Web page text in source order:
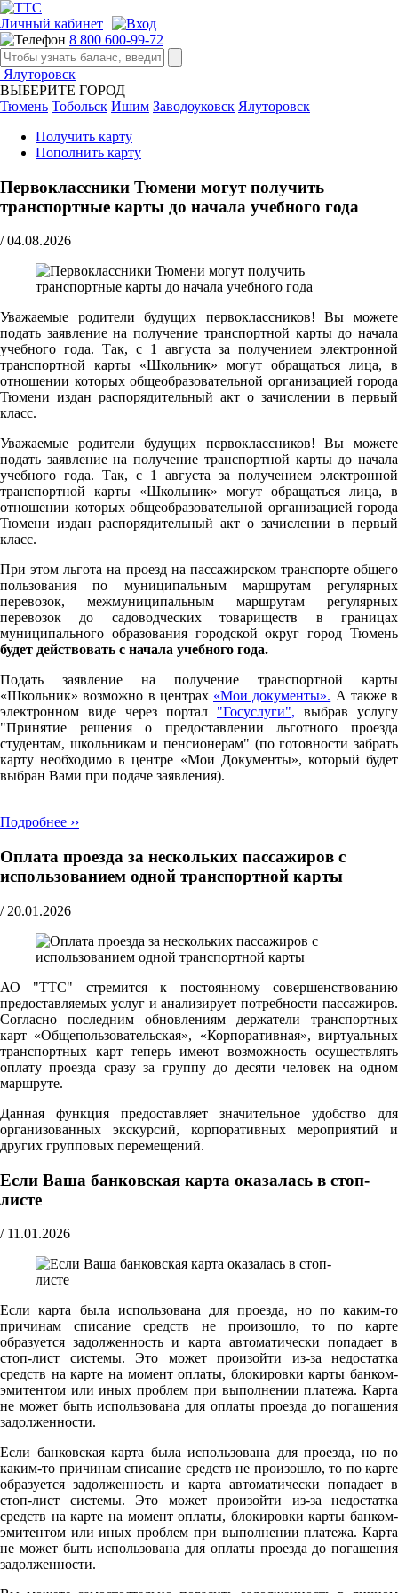
Личный кабинет
8 800 600-99-72
Ялуторовск
ВЫБЕРИТЕ ГОРОД
Тюмень Тобольск Ишим Заводоуковск Ялуторовск
Получить карту
Пополнить карту
Первоклассники Тюмени могут получить
транспортные карты до начала учебного года
/ 04.08.2026
Уважаемые родители будущих первоклассников! Вы можете
подать заявление на получение транспортной карты до начала
учебного года. Так, с 1 августа за получением электронной
транспортной карты «Школьник» могут обращаться лица, в
отношении которых общеобразовательной организацией города
Тюмени издан распорядительный акт о зачислении в первый
класс.
Уважаемые родители будущих первоклассников! Вы можете
подать заявление на получение транспортной карты до начала
учебного года. Так, с 1 августа за получением электронной
транспортной карты «Школьник» могут обращаться лица, в
отношении которых общеобразовательной организацией города
Тюмени издан распорядительный акт о зачислении в первый
класс.
При этом льгота на проезд на пассажирском транспорте общего
пользования по муниципальным маршрутам регулярных
перевозок, межмуниципальным маршрутам регулярных
перевозок до садоводческих товариществ в границах
муниципального образования городской округ город Тюмень
будет действовать с начала учебного года.
Подать заявление на получение транспортной карты
«Школьник» возможно в центрах «Мои документы». А также в
электронном виде через портал "Госуслуги", выбрав услугу
"Принятие решения о предоставлении льготного проезда
студентам, школьникам и пенсионерам" (по готовности забрать
карту необходимо в центре «Мои Документы», который будет
выбран Вами при подаче заявления).
Подробнее ››
Оплата проезда за нескольких пассажиров с
использованием одной транспортной карты
/ 20.01.2026
АО "ТТС" стремится к постоянному совершенствованию
предоставляемых услуг и анализирует потребности пассажиров.
Согласно последним обновлениям держатели транспортных
карт «Общепользовательская», «Корпоративная», виртуальных
транспортных карт теперь имеют возможность осуществлять
оплату проезда сразу за группу до десяти человек на одном
маршруте.
Данная функция предоставляет значительное удобство для
организованных экскурсий, корпоративных мероприятий и
других групповых перемещений.
Если Ваша банковская карта оказалась в стоп-
листе
/ 11.01.2026
Если карта была использована для проезда, но по каким-то
причинам списание средств не произошло, то по карте
образуется задолженность и карта автоматически попадает в
стоп-лист системы. Это может произойти из-за недостатка
средств на карте на момент оплаты, блокировки карты банком-
эмитентом или иных проблем при выполнении платежа. Карта
не может быть использована для оплаты проезда до погашения
задолженности.
Если банковская карта была использована для проезда, но по
каким-то причинам списание средств не произошло, то по карте
образуется задолженность и карта автоматически попадает в
стоп-лист системы. Это может произойти из-за недостатка
средств на карте на момент оплаты, блокировки карты банком-
эмитентом или иных проблем при выполнении платежа. Карта
не может быть использована для оплаты проезда до погашения
задолженности.